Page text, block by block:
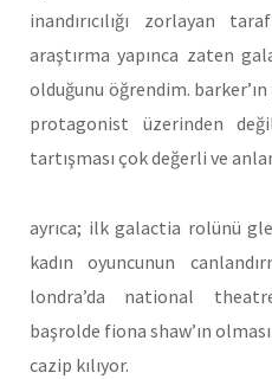
inandırıcılığı zorlayan
araştırma yapınca zaten
olduğunu öğrendim.
protagonist üzerinden
tartışması çok değerli ve
ayrıca; ilk galactia rolünü
kadın oyuncunun
londra’da national
başrolde fiona shaw’ın
cazip kılıyor.